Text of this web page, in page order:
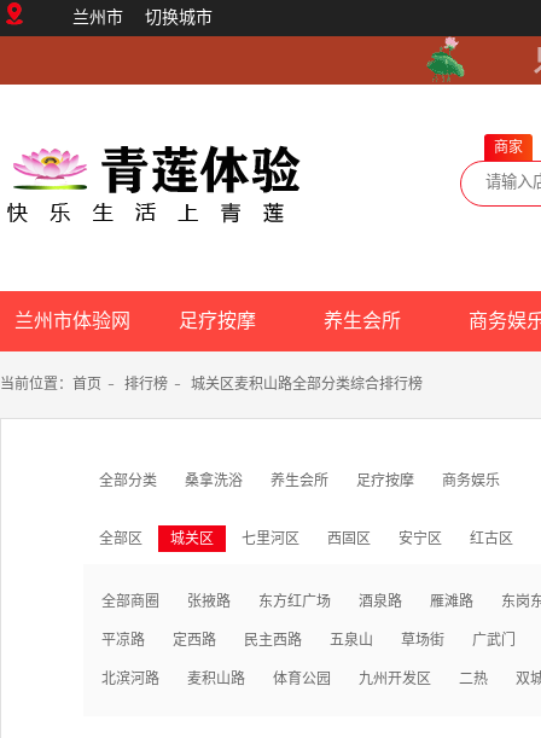
兰州市 切换城市
商家
兰州市体验网 足疗按摩 养生会所 商务娱
当前位置： 首页 - 排行榜 - 城关区麦积山路全部分类综合排行榜
全部分类 桑拿洗浴 养生会所 足疗按摩 商务娱乐
全部区 城关区 七里河区 西固区 安宁区 红古区
全部商圈 张掖路 东方红广场 酒泉路 雁滩路 东岗
平凉路 定西路 民主西路 五泉山 草场街 广武门
北滨河路 麦积山路 体育公园 九州开发区 二热 双